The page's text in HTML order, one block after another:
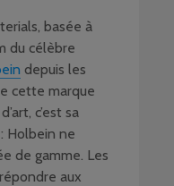
basée à
du célèbre
depuis les
cette marque
c’est sa
Holbein ne
de gamme. Les
aux